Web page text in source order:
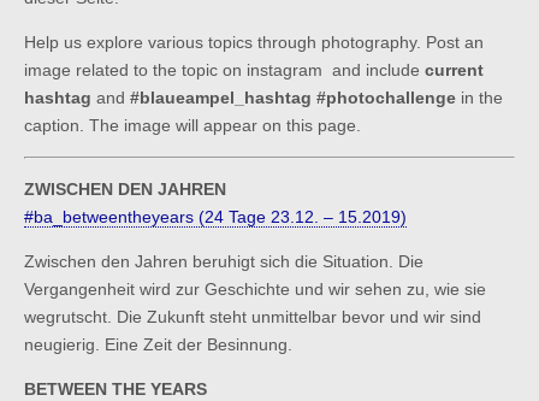
Help us explore various topics through photography. Post an
image related to the topic on instagram and include current
hashtag and #blaueampel_hashtag #photochallenge in the
caption. The image will appear on this page.
ZWISCHEN DEN JAHREN
#ba_betweentheyears (24 Tage 23.12. – 15.2019)
Zwischen den Jahren beruhigt sich die Situation. Die
Vergangenheit wird zur Geschichte und wir sehen zu, wie sie
wegrutscht. Die Zukunft steht unmittelbar bevor und wir sind
neugierig. Eine Zeit der Besinnung.
BETWEEN THE YEARS